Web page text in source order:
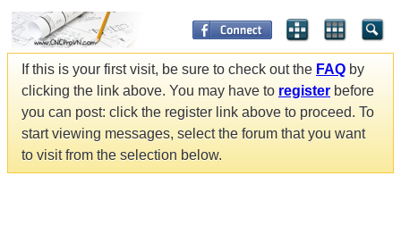
If this is your first visit, be sure to check out the FAQ by
clicking the link above. You may have to register before
you can post: click the register link above to proceed. To
start viewing messages, select the forum that you want
to visit from the selection below.